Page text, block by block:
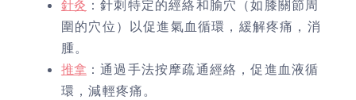
針灸 ：針刺特定的經絡和腧穴（如膝關節周
圍的穴位）以促進氣血循環，緩解疼痛，消
腫。
推拿：通過手法按摩疏通經絡，促進血液循
環，減輕疼痛。